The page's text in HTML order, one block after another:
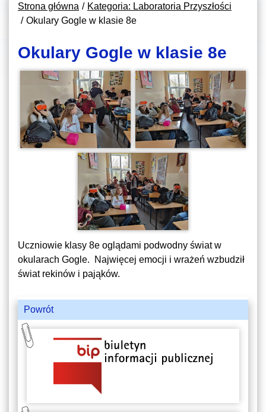
Strona główna
Kategoria: Laboratoria Przyszłości
Okulary Gogle w klasie 8e
Okulary Gogle w klasie 8e
Uczniowie klasy 8e oglądami podwodny świat w
okularach Gogle. Najwięcej emocji i wrażeń wzbudził
świat rekinów i pająków.
Powrót